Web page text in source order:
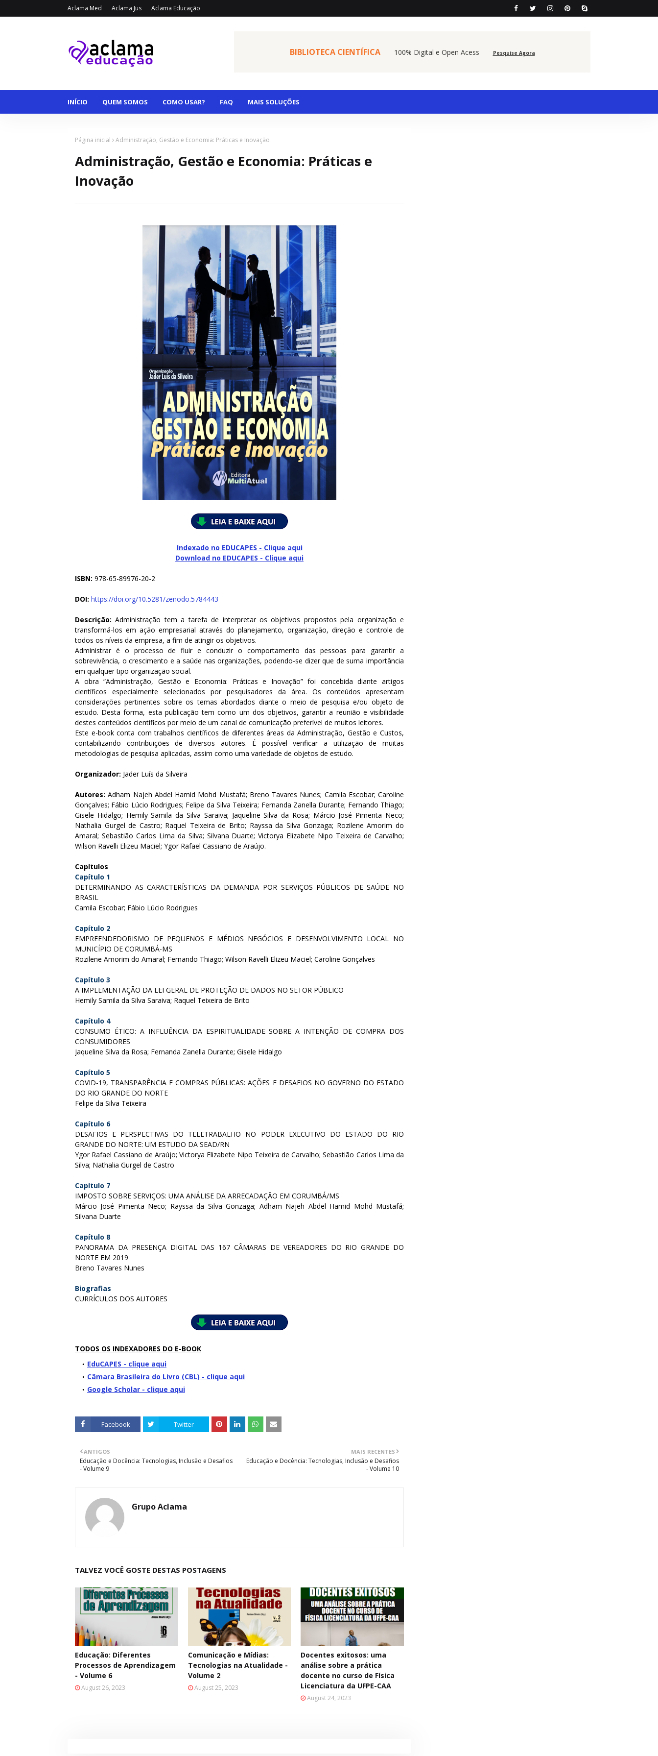
Aclama Med Aclama Jus Aclama Educação
BIBLIOTECA CIENTÍFICA 100% Digital e Open Acess Pesquise Agora
INÍCIO QUEM SOMOS COMO USAR? FAQ MAIS SOLUÇÕES
Página inicial Administração, Gestão e Economia: Práticas e Inovação
Administração, Gestão e Economia: Práticas e
Inovação
Indexado no EDUCAPES - Clique aqui
Download no EDUCAPES - Clique aqui
ISBN: 978-65-89976-20-2
DOI: https://doi.org/10.5281/zenodo.5784443
Descrição:Administração tem a tarefa de interpretar os objetivos propostos pela organização e
transformá-los em ação empresarial através do planejamento, organização, direção e controle de
todos os níveis da empresa, a fim de atingir os objetivos.
Administrar é o processo de fluir e conduzir o comportamento das pessoas para garantir a
sobrevivência, o crescimento e a saúde nas organizações, podendo-se dizer que de suma importância
em qualquer tipo organização social.
A obra “Administração, Gestão e Economia: Práticas e Inovação” foi concebida diante artigos
científicos especialmente selecionados por pesquisadores da área. Os conteúdos apresentam
considerações pertinentes sobre os temas abordados diante o meio de pesquisa e/ou objeto de
estudo. Desta forma, esta publicação tem como um dos objetivos, garantir a reunião e visibilidade
destes conteúdos científicos por meio de um canal de comunicação preferível de muitos leitores.
Este e-book conta com trabalhos científicos de diferentes áreas da Administração, Gestão e Custos,
contabilizando contribuições de diversos autores. É possível verificar a utilização de muitas
metodologias de pesquisa aplicadas, assim como uma variedade de objetos de estudo.
Organizador: Jader Luís da Silveira
Autores:Adham Najeh Abdel Hamid Mohd Mustafá; Breno Tavares Nunes; Camila Escobar; Caroline
Gonçalves; Fábio Lúcio Rodrigues; Felipe da Silva Teixeira; Fernanda Zanella Durante; Fernando Thiago;
Gisele Hidalgo; Hemily Samila da Silva Saraiva; Jaqueline Silva da Rosa; Márcio José Pimenta Neco;
Nathalia Gurgel de Castro; Raquel Teixeira de Brito; Rayssa da Silva Gonzaga; Rozilene Amorim do
Amaral; Sebastião Carlos Lima da Silva; Silvana Duarte; Victorya Elizabete Nipo Teixeira de Carvalho;
Wilson Ravelli Elizeu Maciel; Ygor Rafael Cassiano de Araújo.
Capítulos
Capítulo 1
DETERMINANDO AS CARACTERÍSTICAS DA DEMANDA POR SERVIÇOS PÚBLICOS DE SAÚDE NO
BRASIL
Camila Escobar; Fábio Lúcio Rodrigues
Capítulo 2
EMPREENDEDORISMO DE PEQUENOS E MÉDIOS NEGÓCIOS E DESENVOLVIMENTO LOCAL NO
MUNICÍPIO DE CORUMBÁ-MS
Rozilene Amorim do Amaral; Fernando Thiago; Wilson Ravelli Elizeu Maciel; Caroline Gonçalves
Capítulo 3
A IMPLEMENTAÇÃO DA LEI GERAL DE PROTEÇÃO DE DADOS NO SETOR PÚBLICO
Hemily Samila da Silva Saraiva; Raquel Teixeira de Brito
Capítulo 4
CONSUMO ÉTICO: A INFLUÊNCIA DA ESPIRITUALIDADE SOBRE A INTENÇÃO DE COMPRA DOS
CONSUMIDORES
Jaqueline Silva da Rosa; Fernanda Zanella Durante; Gisele Hidalgo
Capítulo 5
COVID-19, TRANSPARÊNCIA E COMPRAS PÚBLICAS: AÇÕES E DESAFIOS NO GOVERNO DO ESTADO
DO RIO GRANDE DO NORTE
Felipe da Silva Teixeira
Capítulo 6
DESAFIOS E PERSPECTIVAS DO TELETRABALHO NO PODER EXECUTIVO DO ESTADO DO RIO
GRANDE DO NORTE: UM ESTUDO DA SEAD/RN
Ygor Rafael Cassiano de Araújo; Victorya Elizabete Nipo Teixeira de Carvalho; Sebastião Carlos Lima da
Silva; Nathalia Gurgel de Castro
Capítulo 7
IMPOSTO SOBRE SERVIÇOS: UMA ANÁLISE DA ARRECADAÇÃO EM CORUMBÁ/MS
Márcio José Pimenta Neco; Rayssa da Silva Gonzaga; Adham Najeh Abdel Hamid Mohd Mustafá;
Silvana Duarte
Capítulo 8
PANORAMA DA PRESENÇA DIGITAL DAS 167 CÂMARAS DE VEREADORES DO RIO GRANDE DO
NORTE EM 2019
Breno Tavares Nunes
Biografias
CURRÍCULOS DOS AUTORES
TODOS OS INDEXADORES DO E-BOOK
EduCAPES - clique aqui
Câmara Brasileira do Livro (CBL) - clique aqui
Google Scholar - clique aqui
Facebook Twitter
MAIS RECENTES
Educação e Docência: Tecnologias, Inclusão e Desafios
- Volume 10
ANTIGOS
Educação e Docência: Tecnologias, Inclusão e Desafios
- Volume 9
Grupo Aclama
TALVEZ VOCÊ GOSTE DESTAS POSTAGENS
Educação: Diferentes
Processos de Aprendizagem
- Volume 6
August 26, 2023
Comunicação e Mídias:
Tecnologias na Atualidade -
Volume 2
August 25, 2023
Docentes exitosos: uma
análise sobre a prática
docente no curso de Física
Licenciatura da UFPE-CAA
August 24, 2023